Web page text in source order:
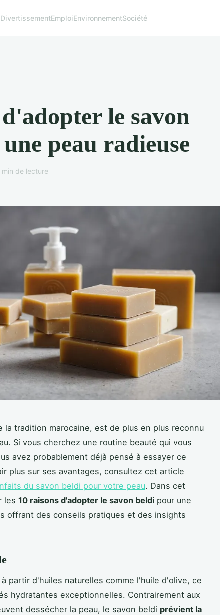
DivertissementEmploiEnvironnementSociété
le savon
peau radieuse
de lecture
la tradition marocaine, est de plus en plus reconnu
Si vous cherchez une routine beauté qui vous
avez probablement déjà pensé à essayer ce
plus sur ses avantages, consultez cet article
du savon beldi pour votre peau. Dans cet
les 10 raisons d'adopter le savon beldi pour une
offrant des conseils pratiques et des insights
partir d'huiles naturelles comme l'huile d'olive, ce
hydratantes exceptionnelles. Contrairement aux
dessécher la peau, le savon beldi prévient la